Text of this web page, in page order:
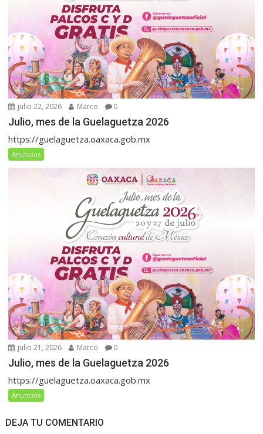
julio 22, 2026 Marco 0
Julio, mes de la Guelaguetza 2026
https://guelaguetza.oaxaca.gob.mx
Anuncios
julio 21, 2026 Marco 0
Julio, mes de la Guelaguetza 2026
https://guelaguetza.oaxaca.gob.mx
Anuncios
DEJA TU COMENTARIO